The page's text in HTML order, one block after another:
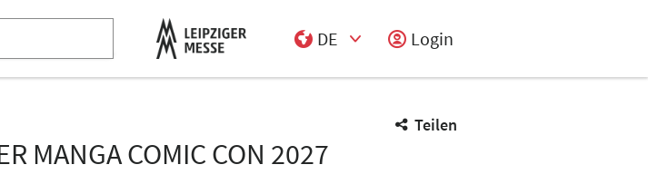
DE
Login
Teilen
MANGA COMIC CON 2027